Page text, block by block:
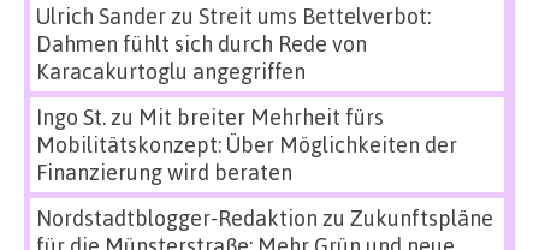
Ulrich Sanderzu Streit ums Bettelverbot:
Dahmen fühlt sich durch Rede von
Karacakurtoglu angegriffen
Ingo St.zu Mit breiter Mehrheit fürs
Mobilitätskonzept: Über Möglichkeiten der
Finanzierung wird beraten
Nordstadtblogger-Redaktion zu Zukunftspläne